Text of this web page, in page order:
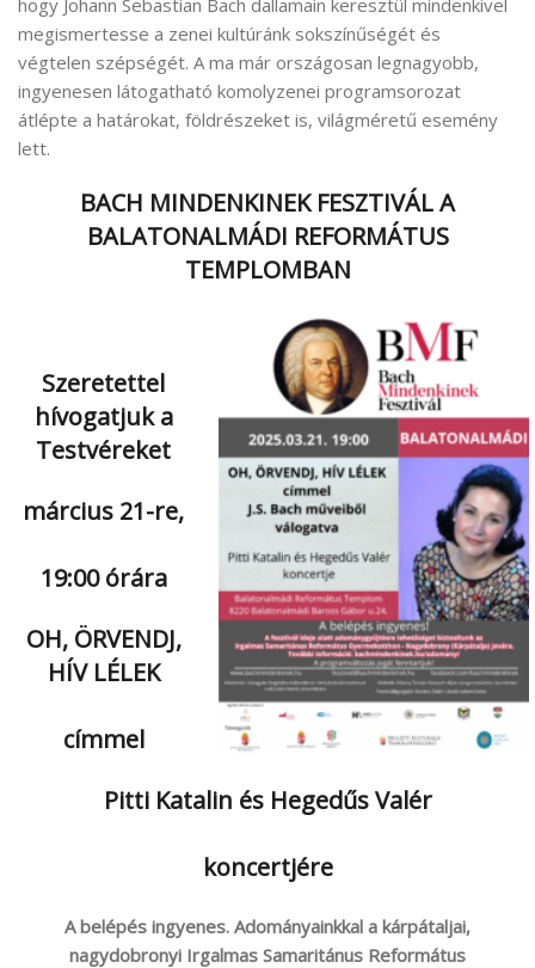
megismertesse a zenei kultúránk sokszínűségét és
végtelen szépségét. A ma már országosan legnagyobb,
ingyenesen látogatható komolyzenei programsorozat
átlépte a határokat, földrészeket is, világméretű esemény
lett.
BACH MINDENKINEK FESZTIVÁL A
BALATONALMÁDI REFORMÁTUS
TEMPLOMBAN
Szeretettel
hívogatjuk a
Testvéreket
március 21-re,
19:00 órára
OH, ÖRVENDJ,
HÍV LÉLEK
címmel
Pitti Katalin és Hegedűs Valér
koncertjére
A belépés ingyenes. Adományainkkal a kárpátaljai,
nagydobronyi Irgalmas Samaritánus Református